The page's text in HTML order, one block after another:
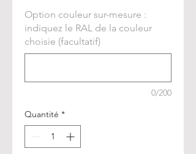
Option couleur sur-mesure :
indiquez le RAL de la couleur
choisie (facultatif)
0/200
Quantité *